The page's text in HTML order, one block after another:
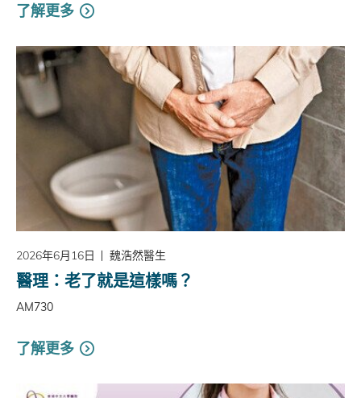
了解更多
2026年6月16日 魏浩然醫生
醫理：老了就是這樣嗎？
AM730
了解更多